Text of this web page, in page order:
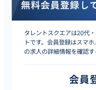
タレントスクエアは20代
トです。会員登録はスマ
の求人の詳細情報を確認す
会員